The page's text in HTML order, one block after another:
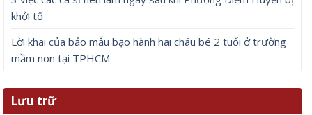
khởi tố
Lời khai của bảo mẫu bạo hành hai cháu bé 2 tuổi ở trường
mầm non tại TPHCM
Lưu trữ